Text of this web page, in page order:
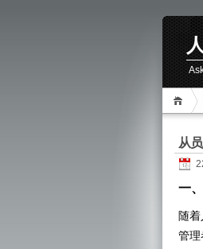
从
一
随
管理